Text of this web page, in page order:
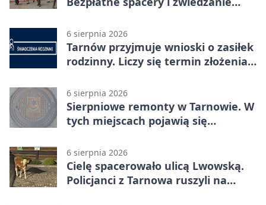
6 sierpnia 2026
Tarnów przyjmuje wnioski o zasiłek
rodzinny. Liczy się termin złożenia
6 sierpnia 2026
Sierpniowe remonty w Tarnowie. W
tych miejscach pojawią się
6 sierpnia 2026
Cielę spacerowało ulicą Lwowską.
Policjanci z Tarnowa ruszyli na